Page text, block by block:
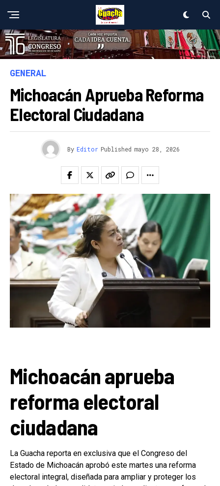
GENERAL
Michoacán Aprueba Reforma
Electoral Ciudadana
By Editor Published mayo 28, 2026
Michoacán aprueba
reforma electoral
ciudadana
La Guacha reporta en exclusiva que el Congreso del
Estado de Michoacán aprobó este martes una reforma
electoral integral, diseñada para ampliar y proteger los